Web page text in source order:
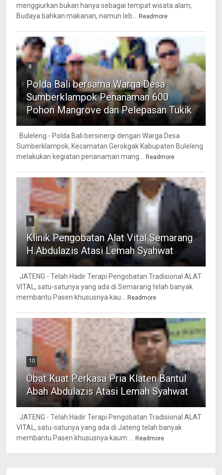
menggiurkan bukan hanya sebagai tempat wisata alam,
Budaya bahkan makanan, namun leb...
Readmore
8
Polda Bali bersama Warga Desa
Sumberklampok Penanaman 600
Pohon Mangrove dan Pelepasan Tukik
Buleleng - Polda Bali bersinergi dengan Warga Desa
Sumberklampok, Kecamatan Gerokgak Kabupaten Buleleng
melakukan kegiatan penanaman mang...
Readmore
9
Klinik Pengobatan Alat Vital Semarang
H.Abdulazis Atasi Lemah Syahwat
JATENG - Telah Hadir Terapi Pengobatan Tradisional ALAT
VITAL, satu-satunya yang ada di Semarang telah banyak
membantu Pasen khususnya kau...
Readmore
10
Obat Kuat Perkasa Pria Klaten Bantul
Abah Abdulazis Atasi Lemah Syahwat
JATENG - Telah Hadir Terapi Pengobatan Tradisional ALAT
VITAL, satu-satunya yang ada di Jateng telah banyak
membantu Pasen khususnya kaum ...
Readmore